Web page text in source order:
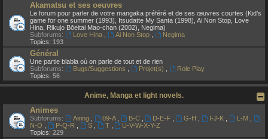
Akamatsu et ses oeuvres
Le forum pour parler de votre mangaka préféré et de ses œuvres courtes (Kid’s
game for one summer (1993), Itsudatte My Santa (1998), Ai Non Stop, Love
Hina, Rikujo Bōeitai Mao-chan (2002), Negima)
Subforums:
Love Hina Ai Non Stop
Negima
Topics: 193
Général
Une partie blabla où on parle de tout et de rien
Subforums:
Bugs/Suggestions Projet(s)
Role Play
Topics: 56
Anime, Manga et light novels.
Animes
Subforums: Airing 09-A B-C D-E-F G-H I-J-K L-M
N-O
P-Q-R S T
U-V-W-X-Y-Z
Topics: 229